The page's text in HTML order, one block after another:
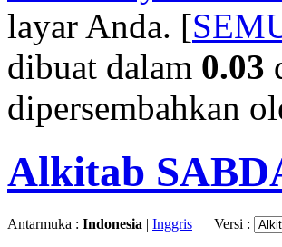
layar Anda. [
dibuat dalam 0.03
dipersembahkan
Alkitab
Antarmuka : Indonesia | Inggris Versi :